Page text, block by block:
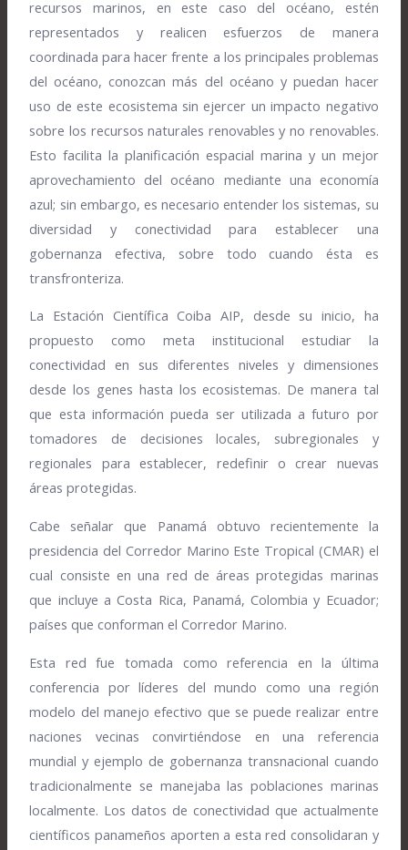
recursos marinos, en este caso del océano, estén
representados y realicen esfuerzos de manera
coordinada para hacer frente a los principales problemas
del océano, conozcan más del océano y puedan hacer
uso de este ecosistema sin ejercer un impacto negativo
sobre los recursos naturales renovables y no renovables.
Esto facilita la planificación espacial marina y un mejor
aprovechamiento del océano mediante una economía
azul; sin embargo, es necesario entender los sistemas, su
diversidad y conectividad para establecer una
gobernanza efectiva, sobre todo cuando ésta es
transfronteriza.
La Estación Científica Coiba AIP, desde su inicio, ha
propuesto como meta institucional estudiar la
conectividad en sus diferentes niveles y dimensiones
desde los genes hasta los ecosistemas. De manera tal
que esta información pueda ser utilizada a futuro por
tomadores de decisiones locales, subregionales y
regionales para establecer, redefinir o crear nuevas
áreas protegidas.
Cabe señalar que Panamá obtuvo recientemente la
presidencia del Corredor Marino Este Tropical (CMAR) el
cual consiste en una red de áreas protegidas marinas
que incluye a Costa Rica, Panamá, Colombia y Ecuador;
países que conforman el Corredor Marino.
Esta red fue tomada como referencia en la última
conferencia por líderes del mundo como una región
modelo del manejo efectivo que se puede realizar entre
naciones vecinas convirtiéndose en una referencia
mundial y ejemplo de gobernanza transnacional cuando
tradicionalmente se manejaba las poblaciones marinas
localmente. Los datos de conectividad que actualmente
científicos panameños aporten a esta red consolidaran y